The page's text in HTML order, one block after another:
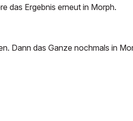
das Ergebnis erneut in Morph.
Dann das Ganze nochmals in